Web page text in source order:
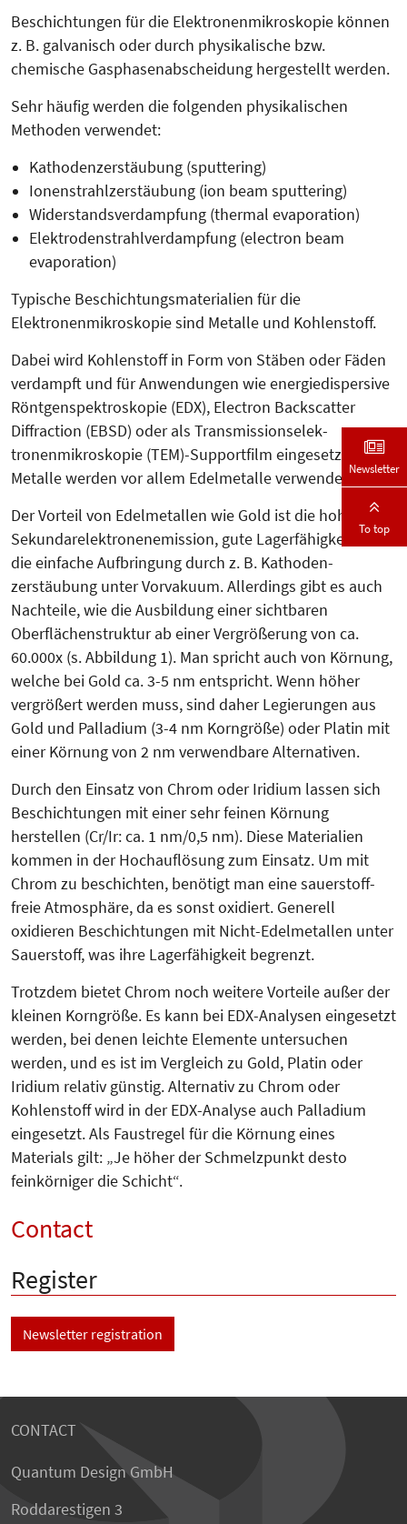
Beschichtungen für die Elektronenmi­kroskopie können
z. B. galvanisch oder durch physi­kalische bzw.
chemische Gasphasenabscheidung hergestellt werden.
Sehr häufig werden die folgenden physikalischen
Methoden verwendet:
Kathodenzerstäubung (sputtering)
Ionenstrahlzerstäubung (ion beam sputtering)
Widerstandsverdampfung (thermal evaporation)
Elektrodenstrahlverdampfung (electron beam
evaporation)
Typische Beschichtungsmaterialien für die
Elektronenmikroskopie sind Metalle und Kohlenstoff.
Dabei wird Kohlenstoff in Form von Stäben oder Fäden
verdampft und für Anwendungen wie energiedispersive
Röntgenspektroskopie (EDX), Electron Backscatter
Diffraction (EBSD) oder als Transmissionselek­
tronenmikroskopie (TEM)-Sup­port­film eingesetzt. Als
Metalle werden vor allem Edel­metalle verwendet.
Der Vorteil von Edelmetallen wie Gold ist die hohe
Sekundarelektronen­emission, gu­­te Lagerfähigkeit und
die einfache Aufbringung durch z. B. Ka­tho­den­­
zerstäubung unter Vorva­kuum. Allerdings gibt es auch
Nach­teile, wie die Ausbildung einer sichtbaren
Oberflächenstruktur ab einer Ver­größerung von ca.
60.000x (s. Ab­bil­dung 1). Man spricht auch von Kör­nung,
welche bei Gold ca. 3-5 nm entspricht. Wenn höher
vergrößert werden muss, sind daher Le­gierungen aus
Gold und Palladium (3-4 nm Korngröße) oder Platin mit
einer Körnung von 2 nm verwendbare Alternativen.
Durch den Einsatz von Chrom oder Iridium lassen sich
Beschichtungen mit einer sehr feinen Körnung
herstellen (Cr/Ir: ca. 1 nm/0,5 nm). Diese Materialien
kommen in der Hochauflösung zum Einsatz. Um mit
Chrom zu beschichten, benötigt man eine sauerstoff-
freie Atmosphäre, da es sonst oxidiert. Generell
oxidieren Beschichtungen mit Nicht-Edel­metallen unter
Sauerstoff, was ihre Lagerfähigkeit begrenzt.
Trotzdem bietet Chrom noch weitere Vorteile außer der
kleinen Korngröße. Es kann bei EDX-Analysen eingesetzt
werden, bei denen leichte Elemente untersuchen
werden, und es ist im Vergleich zu Gold, Platin oder
Iridium relativ günstig. Alternativ zu Chrom oder
Kohlenstoff wird in der EDX-Analyse auch Palla­dium
eingesetzt. Als Faustregel für die Körnung eines
Materials gilt: „Je höher der Schmelzpunkt desto
feinkörniger die Schicht“.
Contact
Register
Newsletter registration
CONTACT
Quantum Design GmbH
Roddarestigen 3
Newsletter
To top